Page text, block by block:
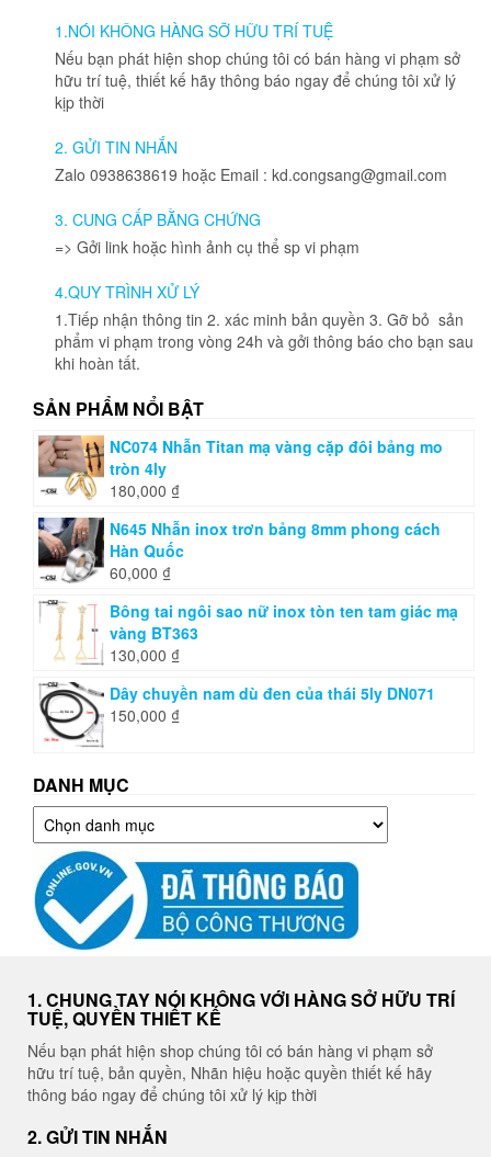
1.NÓI KHÔNG HÀNG SỠ HỮU TRÍ TUỆ
Nếu bạn phát hiện shop chúng tôi có bán hàng vi phạm sở
hữu trí tuệ, thiết kế hãy thông báo ngay để chúng tôi xử lý
kịp thời
2. GỬI TIN NHẮN
Zalo 0938638619 hoặc Email : kd.congsang@gmail.com
3. CUNG CẤP BẰNG CHỨNG
=> Gởi link hoặc hình ảnh cụ thể sp vi phạm
4.QUY TRÌNH XỬ LÝ
1.Tiếp nhận thông tin 2. xác minh bản quyền 3. Gỡ bỏ sản
phẩm vi phạm trong vòng 24h và gởi thông báo cho bạn sau
khi hoàn tất.
SẢN PHẨM NỔI BẬT
NC074 Nhẫn Titan mạ vàng cặp đôi bảng mo
tròn 4ly
180,000 ₫
N645 Nhẫn inox trơn bảng 8mm phong cách
Hàn Quốc
60,000 ₫
Bông tai ngôi sao nữ inox tòn ten tam giác mạ
vàng BT363
130,000 ₫
Dây chuyền nam dù đen của thái 5ly DN071
150,000 ₫
DANH MỤC
Danh
mục
1. CHUNG TAY NÓI KHÔNG VỚI HÀNG SỞ HỮU TRÍ
TUỆ, QUYỀN THIẾT KẾ
Nếu bạn phát hiện shop chúng tôi có bán hàng vi phạm sở
hữu trí tuệ, bản quyền, Nhãn hiệu hoặc quyền thiết kế hãy
thông báo ngay để chúng tôi xử lý kịp thời
2. GỬI TIN NHẮN